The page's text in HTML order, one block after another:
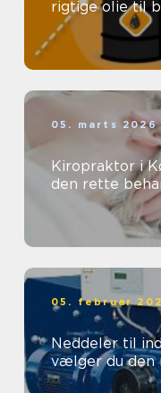
rigtige olie til
05. marts 2026
Kiropraktor i
den rette
05. februar
Neddeler til
vælger du den